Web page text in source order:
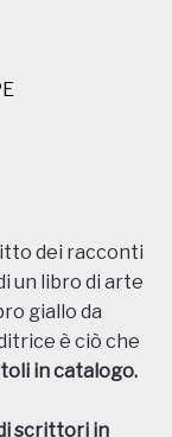
dei racconti
un libro di arte
giallo da
è ciò che
in catalogo.
scrittori in